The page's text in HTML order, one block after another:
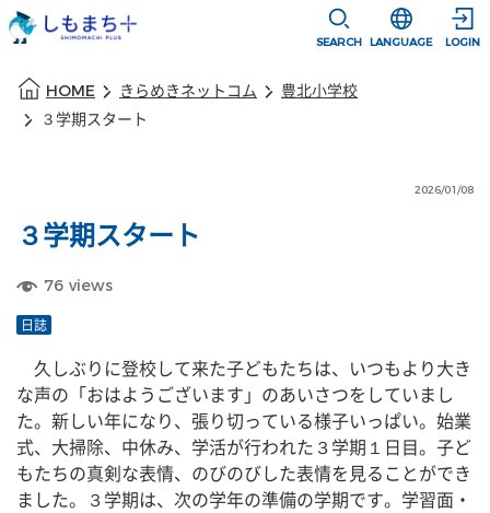
SEARCH
選択すると言
LANGUAGE LOGIN
HOME きらめきネットコム
豊北小学校
３学期スタート
2026/01/08
３学期スタート
76 views
日誌
久しぶりに登校して来た子どもたちは、いつもより大き
な声の「おはようございます」のあいさつをしていまし
た。新しい年になり、張り切っている様子いっぱい。始業
式、大掃除、中休み、学活が行われた３学期１日目。子ど
もたちの真剣な表情、のびのびした表情を見ることができ
ました。３学期は、次の学年の準備の学期です。学習面・